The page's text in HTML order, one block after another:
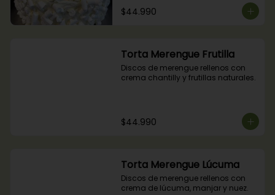
$44.990
Torta Merengue Frutilla
Discos de merengue rellenos con
crema chantilly y frutillas naturales.
$44.990
Torta Merengue Lúcuma
Discos de merengue rellenos con
crema de lúcuma, manjar y nuez.